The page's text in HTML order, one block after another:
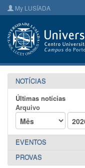
My LUSÍADA
NOTÍCIAS
Últimas notícias
Arquivo
EVENTOS
PROVAS